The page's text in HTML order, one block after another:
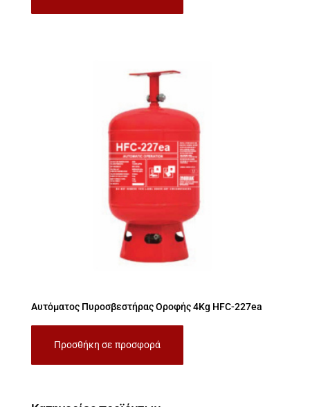
Αυτόματος Πυροσβεστήρας Οροφής 4Kg HFC-227ea
Προσθήκη σε προσφορά